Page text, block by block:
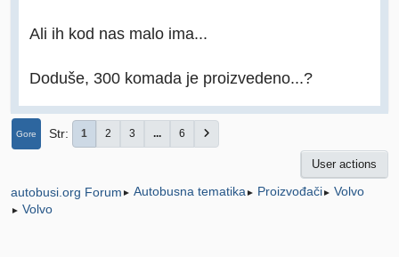
Ali ih kod nas malo ima...
Doduše, 300 komada je proizvedeno...?
Gore Str 1 2 3 ... 6
User actions
autobusi.org Forum ► Autobusna tematika ► Proizvođači► Volvo
► Volvo